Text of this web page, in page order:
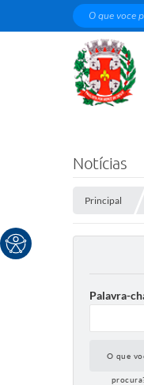
O que voce
Notícias
Principal
Palavra-
O que